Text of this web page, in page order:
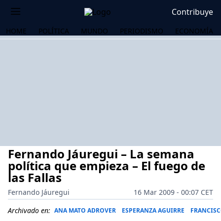
Contribuye
HOME POLÍTICA MUNDO PERIODISMO ECONOMÍA
Fernando Jáuregui – La semana
política que empieza – El fuego de
las Fallas
Fernando Jáuregui
16 Mar 2009 - 00:07 CET
Archivado en: ANA MATO ADROVER ESPERANZA AGUIRRE